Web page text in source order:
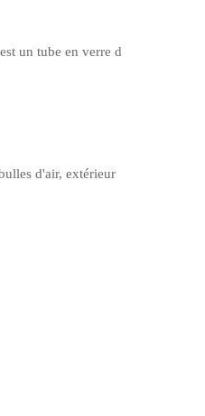
un tube en verre d
d'air, extérieur